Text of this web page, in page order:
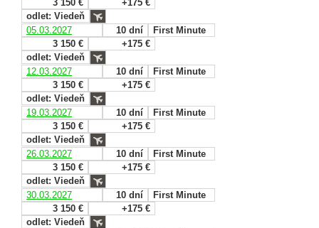
3 150 €
+175 €
odlet: Viedeň
05.03.2027
10 dní
First Minute
3 150 €
+175 €
odlet: Viedeň
12.03.2027
10 dní
First Minute
3 150 €
+175 €
odlet: Viedeň
19.03.2027
10 dní
First Minute
3 150 €
+175 €
odlet: Viedeň
26.03.2027
10 dní
First Minute
3 150 €
+175 €
odlet: Viedeň
30.03.2027
10 dní
First Minute
3 150 €
+175 €
odlet: Viedeň